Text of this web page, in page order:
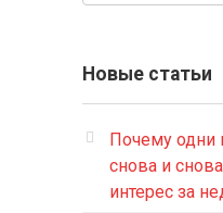
Новые статьи
Почему одни
снова и
интерес за